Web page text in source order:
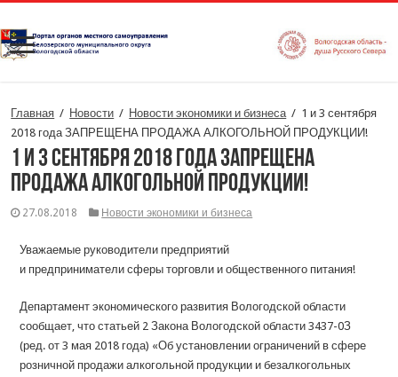
Главная / Новости / Новости экономики и бизнеса / 1 и 3 сентября
2018 года ЗАПРЕЩЕНА ПРОДАЖА АЛКОГОЛЬНОЙ ПРОДУКЦИИ!
1 и 3 сентября 2018 года ЗАПРЕЩЕНА
ПРОДАЖА АЛКОГОЛЬНОЙ ПРОДУКЦИИ!
27.08.2018 Новости экономики и бизнеса
Уважаемые руководители предприятий
и предприниматели сферы торговли и общественного питания!
Департамент экономического развития Вологодской области
сообщает, что статьей 2 Закона Вологодской области 3437-0З
(ред. от 3 мая 2018 года) «Об установлении ограничений в сфере
розничной продажи алкогольной продукции и безалкогольных